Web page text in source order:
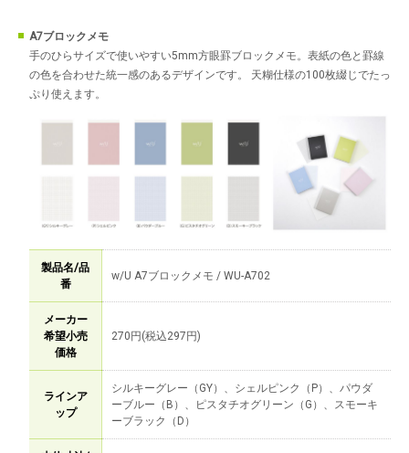
A7ブロックメモ
手のひらサイズで使いやすい5mm方眼罫ブロックメモ。表紙の色と罫線
の色を合わせた統一感のあるデザインです。 天糊仕様の100枚綴じでたっ
ぷり使えます。
製品名/品
番
w/U A7ブロックメモ / WU-A702
メーカー
希望小売
価格
270円(税込297円)
ラインア
ップ
シルキーグレー（GY）、シェルピンク（P）、パウダ
ーブルー（B）、ピスタチオグリーン（G）、スモーキ
ーブラック（D）